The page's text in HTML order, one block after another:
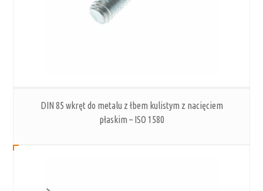
DIN 85 wkręt do metalu z łbem kulistym z nacięciem
płaskim – ISO 1580